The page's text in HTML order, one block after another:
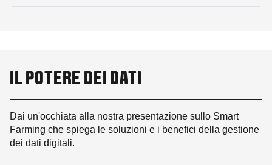
IL POTERE DEI DATI
Dai un'occhiata alla nostra presentazione sullo Smart
Farming che spiega le soluzioni e i benefici della gestione
dei dati digitali.